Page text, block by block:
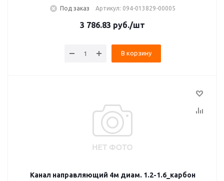
Под заказ Артикул: 094-013829-00005
3 786.83 руб./шт
В корзину
Канал направляющий 4м диам. 1.2-1.6_карбон